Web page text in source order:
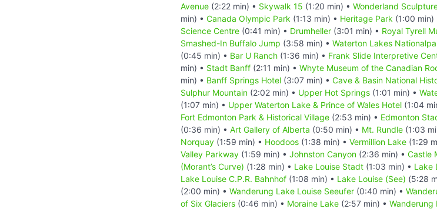
Avenue (2:22 min) • Skywalk 15 (1:20 min) • Wonderland
min) • Canada Olympic Park (1:13 min) • Heritage Park (1:00 min)
Science Centre (0:41 min) • Drumheller (3:01 min) • Royal Tyrell
Smashed-In Buffalo Jump (3:58 min) • Waterton Lakes
(0:45 min) • Bar U Ranch (1:36 min) • Frank Slide Interpretive
min) • Stadt Banff (2:11 min) • Whyte Museum of the Canadian
min) • Banff Springs Hotel (3:07 min) • Cave & Basin National
Sulphur Mountain (2:02 min) • Upper Hot Springs (1:01 min) •
(1:07 min) • Upper Waterton Lake & Prince of Wales Hotel (1:04
Fort Edmonton Park & Historical Village (2:53 min) • Edmonton
(0:36 min) • Art Gallery of Alberta (0:50 min) • Mt. Rundle (1:03
Norquay (1:59 min) • Hoodoos (1:38 min) • Vermillion Lake (1:29
Valley Parkway (1:59 min) • Johnston Canyon (2:36 min) • Castle
(Morant’s Curve) (1:28 min) • Lake Louise Stadt (1:03 min) • Lake
Lake Louise C.P.R. Bahnhof (1:08 min) • Lake Louise (See) (5:28
(2:00 min) • Wanderung Lake Louise Seeufer (0:40 min) •
of Six Glaciers (0:46 min) • Moraine Lake (2:57 min) • Wanderung